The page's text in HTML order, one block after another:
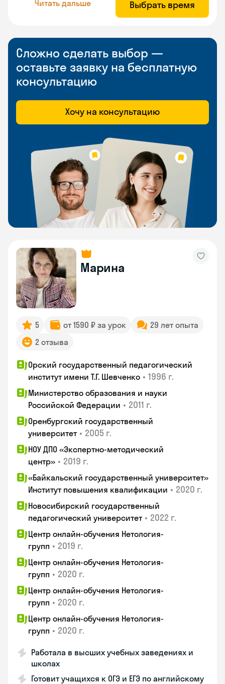
Читать дальше Выбрать время
Сложно сделать выбор —
оставьте заявку на бесплатную
консультацию
Хочу на консультацию
Марина
5 от 1590 ₽ за урок
29 лет опыта
2 отзыва
Орский государственный педагогический
институт имени Т.Г. Шевченко • 1996 г.
Министерство образования и науки
Российской Федерации • 2011 г.
Оренбургский государственный
университет • 2005 г.
НОУ ДПО «Экспертно-методический
центр» • 2019 г.
«Байкальский государственный университет»
Институт повышения квалификации • 2020 г.
Новосибирский государственный
педагогический университет • 2022 г.
Центр онлайн-обучения Нетология-
групп • 2019 г.
Центр онлайн-обучения Нетология-
групп • 2020 г.
Центр онлайн-обучения Нетология-
групп • 2020 г.
Центр онлайн-обучения Нетология-
групп • 2020 г.
Работала в высших учебных заведениях и
школах
Готовит учащихся к ОГЭ и ЕГЭ по английскому